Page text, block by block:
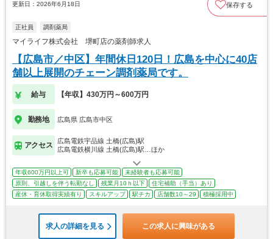
更新日：2026年6月18日 保存する
正社員 調剤薬局
マイライフ株式会社 堺町店の薬剤師求人
【広島市／中区】年間休日120日！広島を中心に40店
舗以上展開のチェーン調剤薬局です。
給与 【年収】430万円～600万円
勤務地 広島県 広島市中区
アクセス
広島電鉄宇品線 土橋(広島)駅
広島電鉄横川線 土橋(広島)駅…ほか
年収600万円以上可 新卒も応募可能
未経験者も応募可能
原則、引越しを伴う転勤なし
残業月10ｈ以下
住宅補助（手当）あり
産休・育休取得実績有り
スキルアップ 駅チカ 店舗数10～29 積極採用中
求人の詳細を見る この求人に興味がある